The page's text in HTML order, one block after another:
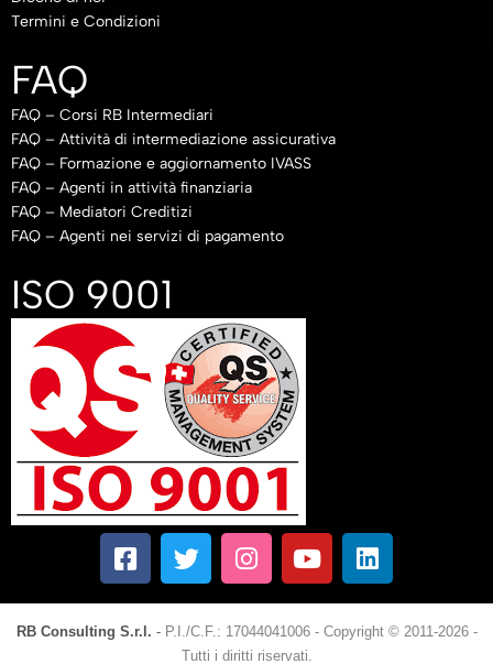
Termini e Condizioni
FAQ
FAQ – Corsi RB Intermediari
FAQ – Attività di intermediazione assicurativa
FAQ – Formazione e aggiornamento IVASS
FAQ – Agenti in attività finanziaria
FAQ – Mediatori Creditizi
FAQ – Agenti nei servizi di pagamento
ISO 9001
RB Consulting S.r.l. - P.I./C.F.: 17044041006 - Copyright © 2011-2026 -
Tutti i diritti riservati.